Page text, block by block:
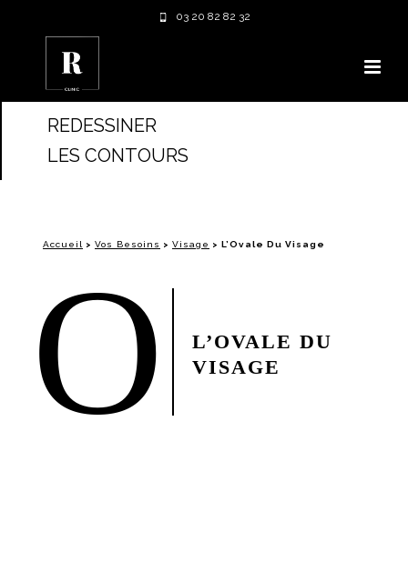
03 20 82 82 32
REDESSINER
LES CONTOURS
Accueil > Vos Besoins > Visage > L’Ovale Du Visage
O
L’OVALE DU
VISAGE